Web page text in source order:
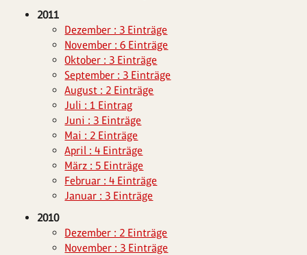
2011
Dezember : 3 Einträge
November : 6 Einträge
Oktober : 3 Einträge
September : 3 Einträge
August : 2 Einträge
Juli : 1 Eintrag
Juni : 3 Einträge
Mai : 2 Einträge
April : 4 Einträge
März : 5 Einträge
Februar : 4 Einträge
Januar : 3 Einträge
2010
Dezember : 2 Einträge
November : 3 Einträge